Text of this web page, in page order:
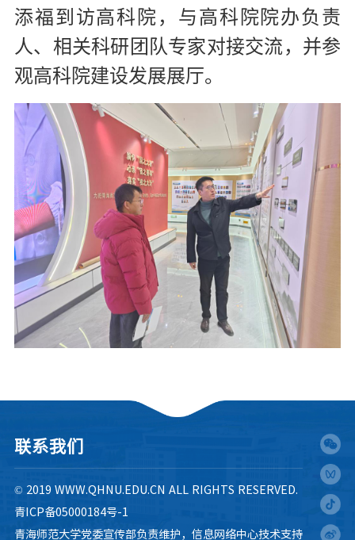
添福到访高科院，与高科院院办负责
人、相关科研团队专家对接交流，并参
观高科院建设发展展厅。
联系我们
© 2019 WWW.QHNU.EDU.CN ALL RIGHTS RESERVED.
青ICP备05000184号-1
青海师范大学党委宣传部负责维护，信息网络中心技术支持